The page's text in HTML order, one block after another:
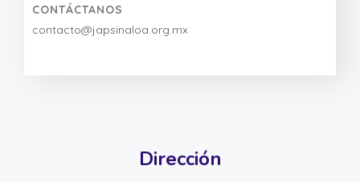
CONTÁCTANOS
contacto@japsinaloa.org.mx
Dirección